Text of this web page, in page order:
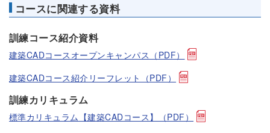
コースに関連する資料
訓練コース紹介資料
建築CADコースオープンキャンパス（PDF）
建築CADコース紹介リーフレット（PDF）
訓練カリキュラム
標準カリキュラム【建築CADコース】（PDF）